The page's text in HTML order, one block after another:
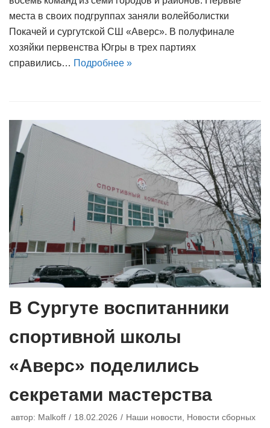
места в своих подгруппах заняли волейболистки
Покачей и сургутской СШ «Аверс». В полуфинале
хозяйки первенства Югры в трех партиях
справились… Подробнее »
В Сургуте воспитанники
спортивной школы
«Аверс» поделились
секретами мастерства
автор: Malkoff 18.02.2026 Наши новости, Новости сборных